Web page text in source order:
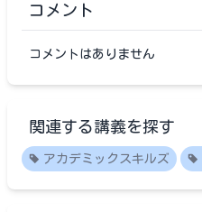
コメント
コメントはありません
関連する講義を探す
アカデミックスキルズ